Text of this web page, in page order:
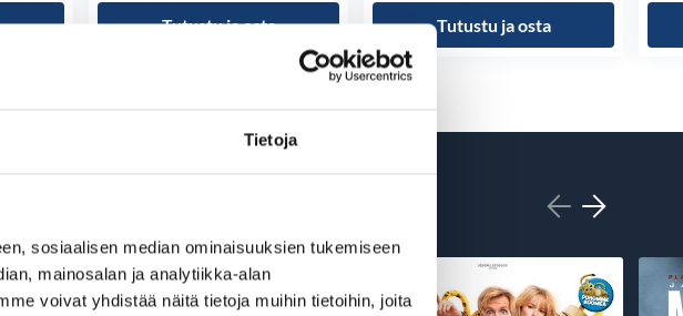
Tietoja
sosiaalisen median ominaisuuksien tukemiseen
mainosalan ja analytiikka-alan
voivat yhdistää näitä tietoja muihin tietoihin, joita
Tutustu ja osta Tutustu ja osta